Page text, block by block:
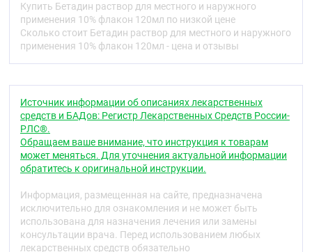
стоматологии.
Лечение бактериальных, грибковых и
вирусных инфекций кожи, профилактика
суперинфекции в дерматологической
практике.
Дезинфекция кожи и слизистых пациентов при
подготовке к оперативным вмешательствами,
инвазивным исследованиям (пункции,
биопсии, инъекции и т.д.).
Дезинфекция кожи вокруг дренажей,
катетеров, зондов.
стоматологических операциях.
Дезинфекция родовых путей, при проведении
«малых» гинекологических операций
(искусственное прерывание беременности,
Купить Бетадин раствор для местного и наружного
применения 10% флакон 120мл по низкой цене
Сколько стоит Бетадин раствор для местного и наружного
применения 10% флакон 120мл - цена и отзывы
Источник информации об описаниях лекарственных
средств и БАДов: Регистр Лекарственных Средств России-
РЛС®.
Обращаем ваше внимание, что инструкция к товарам
может меняться. Для уточнения актуальной информации
обратитесь к оригинальной инструкции.
Информация, размещенная на сайте, предназначена
исключительно для ознакомления и не может быть
использована для назначения лечения или замены
консультации врача. Перед использованием любых
лекарственных средств обязательно